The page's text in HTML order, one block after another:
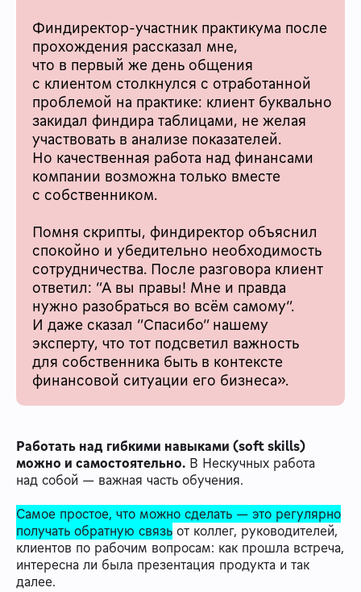
Финдиректор-участник практикума после
прохождения рассказал мне,
что в первый же день общения
с клиентом столкнулся с отработанной
проблемой на практике: клиент буквально
закидал финдира таблицами, не желая
участвовать в анализе показателей.
Но качественная работа над финансами
компании возможна только вместе
с собственником.
Помня скрипты, финдиректор объяснил
спокойно и убедительно необходимость
сотрудничества. После разговора клиент
ответил: “А вы правы! Мне и правда
нужно разобраться во всём самому”.
И даже сказал “Спасибо” нашему
эксперту, что тот подсветил важность
для собственника быть в контексте
финансовой ситуации его бизнеса».
Работать над гибкими навыками (soft skills)
можно и самостоятельно. В Нескучных работа
над собой — важная часть обучения.
Самое простое, что можно сделать — это регулярно
получать обратную связь от коллег, руководителей,
клиентов по рабочим вопросам: как прошла встреча,
интересна ли была презентация продукта и так
далее.